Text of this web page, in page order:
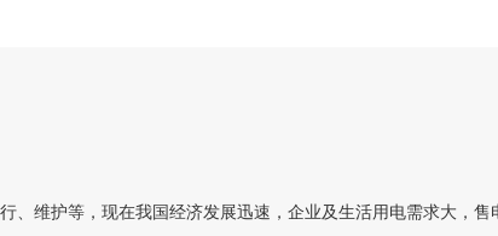
护等，现在我国经济发展迅速，企业及生活用电需求大，售